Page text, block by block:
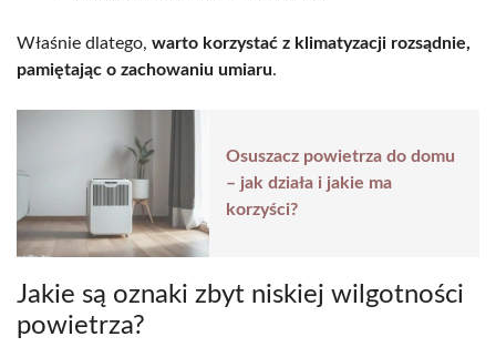
Właśnie dlatego, warto korzystać z klimatyzacji rozsądnie,
pamiętając o zachowaniu umiaru.
Osuszacz powietrza do domu
– jak działa i jakie ma
korzyści?
Jakie są oznaki zbyt niskiej wilgotności
powietrza?